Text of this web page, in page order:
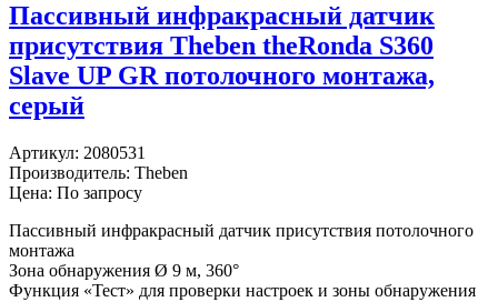
Пассивный инфракрасный датчик
присутствия Theben theRonda S360
Slave UP GR потолочного монтажа,
серый
Артикул: 2080531
Производитель: Theben
Цена: По запросу
Пассивный инфракрасный датчик присутствия потолочного
монтажа
Зона обнаружения Ø 9 м, 360°
Функция «Тест» для проверки настроек и зоны обнаружения